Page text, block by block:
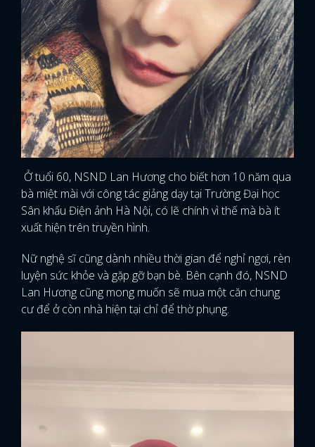
ĐĂNG NHẬP
Ở tuổi 60, NSND Lan Hương cho biết hơn 10 năm qua
bà miệt mài với công tác giảng dạy tại Trường Đại học
Sân khấu Điện ảnh Hà Nội, có lẽ chính vì thế mà bà ít
xuất hiện trên truyền hình.
Nữ nghệ sĩ cũng dành nhiều thời gian để nghỉ ngơi, rèn
luyện sức khỏe và gặp gỡ bạn bè. Bên cạnh đó, NSND
Lan Hương cũng mong muốn sẽ mua một căn chung
cư để ở còn nhà hiện tại chỉ để thờ phụng.